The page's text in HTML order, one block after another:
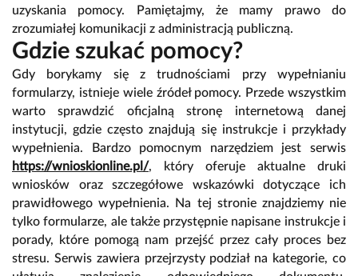
uzyskania pomocy. Pamiętajmy, że mamy prawo do
zrozumiałej komunikacji z administracją publiczną.
Gdzie szukać pomocy?
Gdy borykamy się z trudnościami przy wypełnianiu
formularzy, istnieje wiele źródeł pomocy. Przede wszystkim
warto sprawdzić oficjalną stronę internetową danej
instytucji, gdzie często znajdują się instrukcje i przykłady
wypełnienia. Bardzo pomocnym narzędziem jest serwis
https://wnioskionline.pl/, który oferuje aktualne druki
wniosków oraz szczegółowe wskazówki dotyczące ich
prawidłowego wypełnienia. Na tej stronie znajdziemy nie
tylko formularze, ale także przystępnie napisane instrukcje i
porady, które pomogą nam przejść przez cały proces bez
stresu. Serwis zawiera przejrzysty podział na kategorie, co